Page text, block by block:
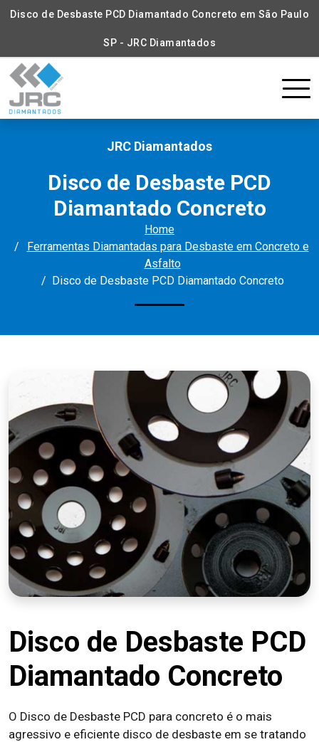
Disco de Desbaste PCD Diamantado Concreto em São Paulo
SP - JRC Diamantados
JRC Diamantados
Disco de Desbaste PCD
Diamantado Concreto
Home
Ferramentas Diamantadas para Desbaste em Concreto e
Asfalto
Disco de Desbaste PCD Diamantado Concreto
Disco de Desbaste PCD
Diamantado Concreto
O Disco de Desbaste PCD para concreto é o mais
agressivo e eficiente disco de desbaste em se tratando